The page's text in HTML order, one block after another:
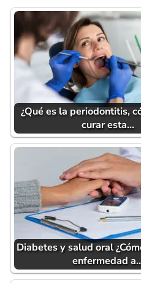
¿Qué es la periodontitis,
curar esta…
Diabetes y salud oral
enfermedad